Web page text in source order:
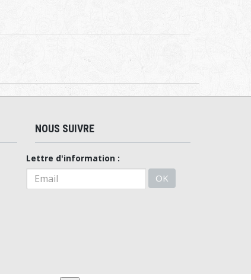
NOUS SUIVRE
Lettre d'information :
OK